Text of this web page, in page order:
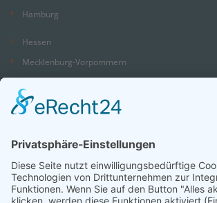
Hamburg
Hessen
Mecklenburg-Vorpommern
Niedersachsen
Nordrhein-Westfalen
Saarland
Sachsen
Sachsen-Anhalt